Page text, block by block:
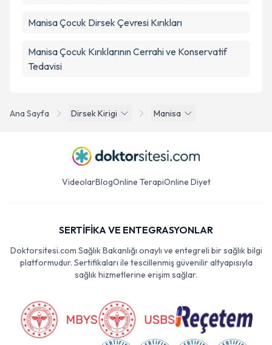
Ana Sayfa Dirsek Kirigi Manisa
Manisa Çocuk Dirsek Çevresi Kırıkları
Manisa Çocuk Kırıklarının Cerrahi ve Konservatif
Tedavisi
VideolarBlogOnline TerapiOnline Diyet
SERTİFİKA VE ENTEGRASYONLAR
Doktorsitesi.com Sağlık Bakanlığı onaylı ve entegreli bir sağlık bilgi
platformudur. Sertifikaları ile tescillenmiş güvenilir altyapısıyla
sağlık hizmetlerine erişim sağlar.